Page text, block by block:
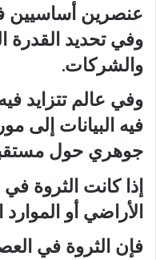
عنصرين أساسيين
وفي تحديد القدرة
والشركات.
وفي عالم تتزايد
فيه البيانات إلى
جوهري حول
إذا كانت الثروة
الأراضي أو الموارد
فإن الثروة في